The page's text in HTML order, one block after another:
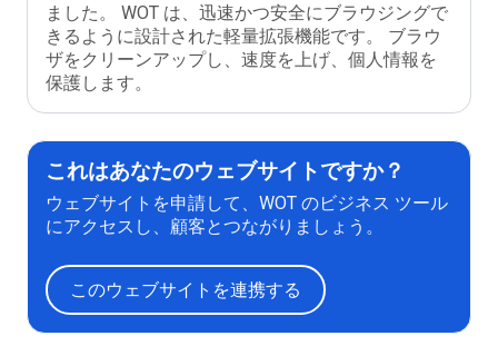
ました。 WOT は、迅速かつ安全にブラウジングで
きるように設計された軽量拡張機能です。 ブラウ
ザをクリーンアップし、速度を上げ、個人情報を
保護します。
これはあなたのウェブサイトですか？
ウェブサイトを申請して、WOT のビジネス ツール
にアクセスし、顧客とつながりましょう。
このウェブサイトを連携する